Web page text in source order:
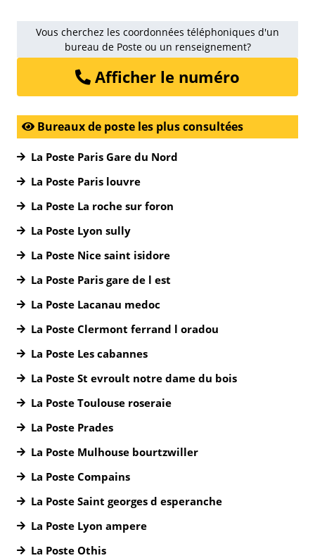
Vous cherchez les coordonnées téléphoniques d'un
bureau de Poste ou un renseignement?
Afficher le numéro
Bureaux de poste les plus consultées
La Poste Paris Gare du Nord
La Poste Paris louvre
La Poste La roche sur foron
La Poste Lyon sully
La Poste Nice saint isidore
La Poste Paris gare de l est
La Poste Lacanau medoc
La Poste Clermont ferrand l oradou
La Poste Les cabannes
La Poste St evroult notre dame du bois
La Poste Toulouse roseraie
La Poste Prades
La Poste Mulhouse bourtzwiller
La Poste Compains
La Poste Saint georges d esperanche
La Poste Lyon ampere
La Poste Othis